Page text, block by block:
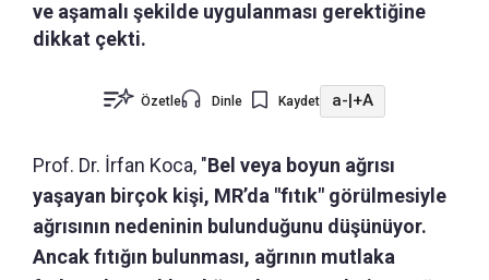
ve aşamalı şekilde uygulanması gerektiğine
dikkat çekti.
Özetle Dinle Kaydet a-|+A
Prof. Dr. İrfan Koca, "Bel veya boyun ağrısı
yaşayan birçok kişi, MR’da "fıtık" görülmesiyle
ağrısının nedeninin bulunduğunu düşünüyor.
Ancak fıtığın bulunması, ağrının mutlaka